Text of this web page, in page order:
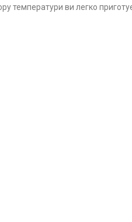
температури ви легко